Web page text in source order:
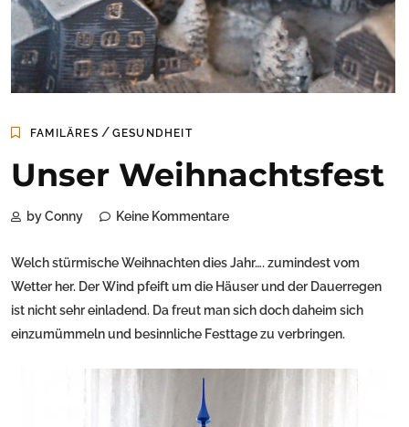
FAMILÄRES / GESUNDHEIT
Unser Weihnachtsfest
by Conny Keine Kommentare
Welch stürmische Weihnachten dies Jahr…. zumindest vom
Wetter her. Der Wind pfeift um die Häuser und der Dauerregen
ist nicht sehr einladend. Da freut man sich doch daheim sich
einzumümmeln und besinnliche Festtage zu verbringen.